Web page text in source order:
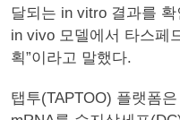
달되는 in vitro 결과를 확
in vivo 모델에서 타스페
획”이라고 말했다.
탭투(TAPTOO) 플랫폼